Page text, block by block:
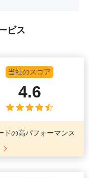
ビス
当社のスコア
4.6
ドの高パフォーマンス